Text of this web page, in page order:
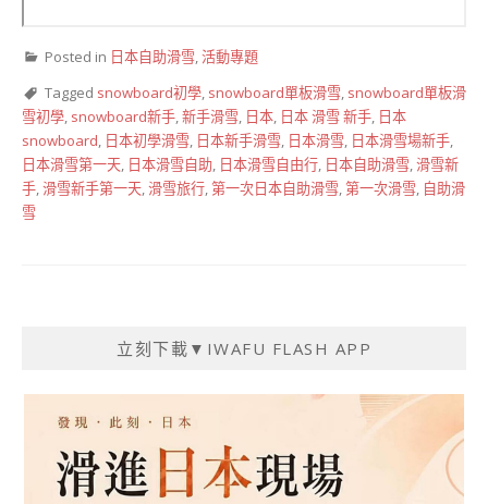
Posted in 日本自助滑雪,活動專題
Tagged snowboard初學, snowboard單板滑雪, snowboard單板滑
雪初學, snowboard新手,新手滑雪, 日本, 日本 滑雪 新手, 日本
snowboard, 日本初學滑雪, 日本新手滑雪, 日本滑雪, 日本滑雪場新手,
日本滑雪第一天, 日本滑雪自助, 日本滑雪自由行, 日本自助滑雪,滑雪新
手,滑雪新手第一天,滑雪旅行,第一次日本自助滑雪,第一次滑雪, 自助滑
雪
立刻下載▼IWAFU FLASH APP